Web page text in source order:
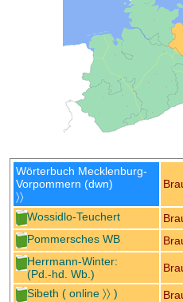
Wörterbuch Mecklenburg-
Vorpommern (dwn)
〉〉
Wossidlo-Teuchert
Pommersches WB
Herrmann-Winter:
(Pd.-hd. Wb.)
Sibeth ( online 〉〉 )